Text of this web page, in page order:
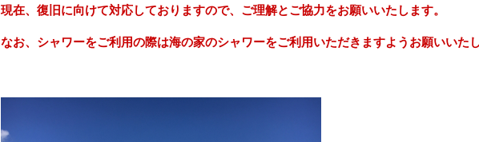
現在、復旧に向けて対応しておりますので、ご理解とご協力をお願いいたします。
なお、シャワーをご利用の際は海の家のシャワーをご利用いただきますようお願いいた